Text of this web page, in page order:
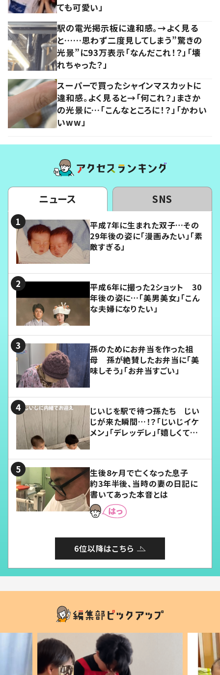
ても可愛い」
駅の電光掲示板に違和感。→よく見る
と……思わず二度見してしまう”驚きの
光景”に93万表示「なんだこれ！？」「壊
れちゃった？」
スーパーで買ったシャインマスカットに
違和感。よく見ると→「何これ？」まさか
の光景に…「こんなところに！？」「かわい
いww」
ニュース SNS
平成7年に生まれた双子…その
29年後の姿に「漫画みたい」「素
敵すぎる」
平成6年に撮った2ショット 30
年後の姿に…「美男美女」「こん
な夫婦になりたい」
孫のためにお弁当を作った祖
母 孫が絶賛したお弁当に「美
味しそう」「お弁当すごい」
じいじを駅で待つ孫たち じい
じが来た瞬間…！？「じいじイケ
メン」「デレッデレ」「嬉しくて可
生後8ヶ月で亡くなった息子
約3年半後、当時の妻の日記に
書いてあった本音とは
6位以降はこちら